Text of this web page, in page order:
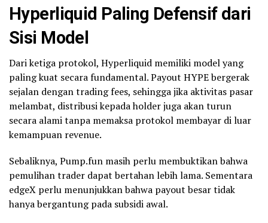
Read the full breakdown:
https://t.co/GIMqSs7fBl
pic.twitter.com/TkRNON3YsB
— CoinGecko (@coingecko)May 10, 2026
Hyperliquid Paling Defensif dari
Sisi Model
Dari ketiga protokol, Hyperliquid memiliki model yang
paling kuat secara fundamental. Payout HYPE bergerak
sejalan dengan trading fees, sehingga jika aktivitas pasar
melambat, distribusi kepada holder juga akan turun
secara alami tanpa memaksa protokol membayar di luar
kemampuan revenue.
Sebaliknya, Pump.fun masih perlu membuktikan bahwa
pemulihan trader dapat bertahan lebih lama. Sementara
edgeX perlu menunjukkan bahwa payout besar tidak
hanya bergantung pada subsidi awal.